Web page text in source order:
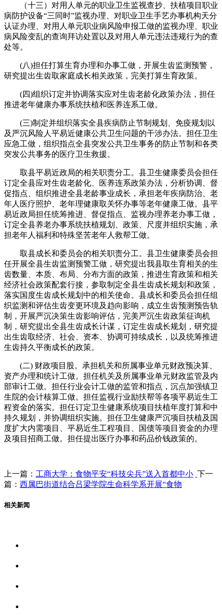
（十三）对用人单元的职业卫生监视查抄、扶植项目职业
病防护设备“三同时”监视办理、对职业卫生手艺办事机构天分
认证办理、对用人单元职业病风险申报工做的监视办理、职业
病风险变乱的查询拜访处置以及对用人单元违法违规行为的查
处等。
(八)担任打算生育办理和办事工做，开展生齿监测预警，
研究提出生齿取家庭成长相关政策，完美打算生育政策。
(四)组织订定并协调落实应对生齿老龄化政策办法，担任
推进老年健康办事系统扶植和医养连系工做。
(三)制定并组织落实全县疾病防止节制规划、免疫规划以
及严沉风险人平易近健康公共卫生问题的干涉办法。担任卫生
应急工做，组织指点全县突发公共卫生事务的防止节制和各类
突发公共事务的医疗卫生救援。
取县平易近政局的相关职责分工。县卫生健康委员会担任
订定全县应对生齿老龄化、医养连系政策办法，分析协调、督
促指点、组织推进全县老龄事业成长，承担老年疾病防治、老
年人医疗照护、老年理健康取关怀办事等老年健康工做。县平
易近政局担任统筹推进、督促指点、监视办理养老办事工做，
订定全县养老办事系统扶植规划、政策、尺度并组织实施，承
担老年人福利和特殊坚苦老年人救帮工做。
取县成长和委员会的相关职责分工。县卫生健康委员会担
任开展全县生齿监测预警工做，研究提出我县取生育相关的生
齿数量、本质、布局、分布方面的政策，推进生育政策和相关
经济社会政策配套行接，参取制定全县生齿成长规划和政策，
落实国度生齿成长规划中的相关使命。县成长和委员会担任组
织监测和评估生齿变更环境及趋向影响，成立生齿预测预告轨
制，开展严沉决策生齿影响评估，完美严沉生齿政策征询机
制，研究提出全县生齿成长计谋，订定生齿成长规划，研究提
出生齿取经济、社会、资本、协调可持续成长，以及统筹推进
生齿持久平衡成长的政策。
(二) 财政项目股。承担机关和所属事业单元财政预决算、
资产办理和统计工做。担任机关及所属事业单元财政监管及内
部审计工做。担任行业会计工做的监管和指点，沉点加强镇卫
生院的会计核算工做。担任监视行业励扶帮等各项平易近生工
程资金的落实。担任订定卫生健康系统项目扶植年度打算和中
持久规划，并协调组织实施。担任卫生健康严沉项目扶植及国
度扩大内需项目、平易近生工程项目、国债等项目资金的办理
及项目招商工做。担任提出医疗办事和药品价钱政策的。
上一篇： 工商大学：食物平安“科技尖兵”送入首都中小 下一
篇： 西属巴街道结合吕梁学院生命科学系开展“食物
相关新闻